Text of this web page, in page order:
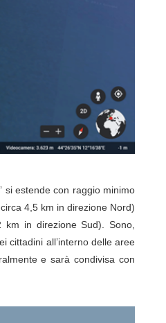
si estende con raggio minimo
4,5 km in direzione Nord)
in direzione Sud). Sono,
cittadini all’interno delle aree
e sarà condivisa con